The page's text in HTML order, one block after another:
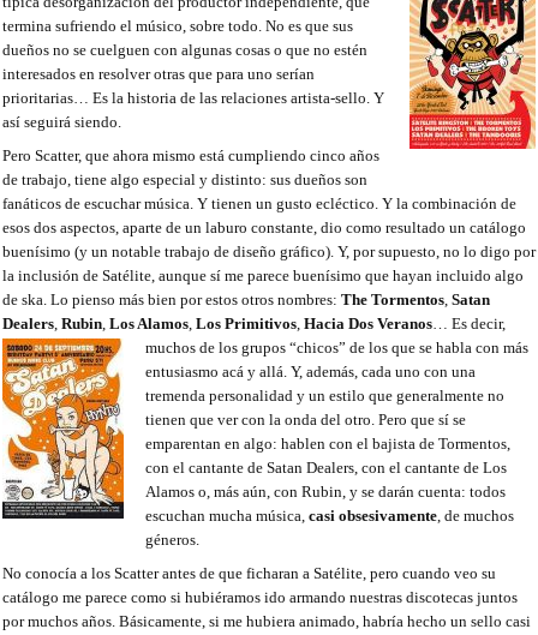
termina sufriendo el músico, sobre todo. No es que sus
dueños no se cuelguen con algunas cosas o que no estén
interesados en resolver otras que para uno serían
prioritarias… Es la historia de las relaciones artista-sello. Y
así seguirá siendo.
Pero Scatter, que ahora mismo está cumpliendo cinco años
de trabajo, tiene algo especial y distinto: sus dueños son
fanáticos de escuchar música. Y tienen un gusto ecléctico. Y la combinación de
esos dos aspectos, aparte de un laburo constante, dio como resultado un catálogo
buenísimo (y un notable trabajo de diseño gráfico). Y, por supuesto, no lo digo por
la inclusión de Satélite, aunque sí me parece buenísimo que hayan incluido algo
de ska. Lo pienso más bien por estos otros nombres: The Tormentos, Satan
Dealers, Rubin, Los Alamos, Los Primitivos, Hacia Dos Veranos… Es decir,
muchos de los grupos “chicos”de los que se habla con más
entusiasmo acá y allá. Y, además, cada uno con una
tremenda personalidad y un estilo que generalmente no
tienen que ver con la onda del otro. Pero que sí se
emparentan en algo: hablen con el bajista de Tormentos,
con el cantante de Satan Dealers, con el cantante de Los
Alamos o, más aún, con Rubin, y se darán cuenta: todos
escuchan mucha música,casi obsesivamente, de muchos
géneros.
No conocía a los Scatter antes de que ficharan a Satélite, pero cuando veo su
catálogo me parece como si hubiéramos ido armando nuestras discotecas juntos
por muchos años. Básicamente, si me hubiera animado, habría hecho un sello casi